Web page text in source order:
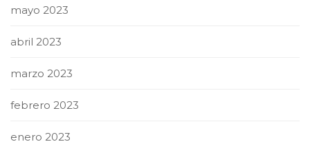
mayo 2023
abril 2023
marzo 2023
febrero 2023
enero 2023